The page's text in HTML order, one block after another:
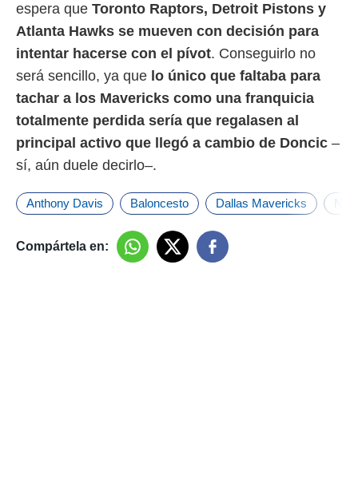
espera que Toronto Raptors, Detroit Pistons y
Atlanta Hawks se mueven con decisión para
intentar hacerse con el pívot. Conseguirlo no
será sencillo, ya que lo único que faltaba para
tachar a los Mavericks como una franquicia
totalmente perdida sería que regalasen al
principal activo que llegó a cambio de Doncic –
sí, aún duele decirlo–.
Anthony Davis Baloncesto Dallas Mavericks NBA
Compártela en: